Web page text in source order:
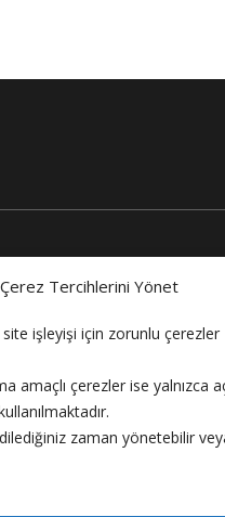
Çerez Tercihlerini Yönet
işleyişi için zorunlu çerezler
amaçlı çerezler ise yalnızca
zaman yönetebilir
doğru ve güncel haber sitesi.